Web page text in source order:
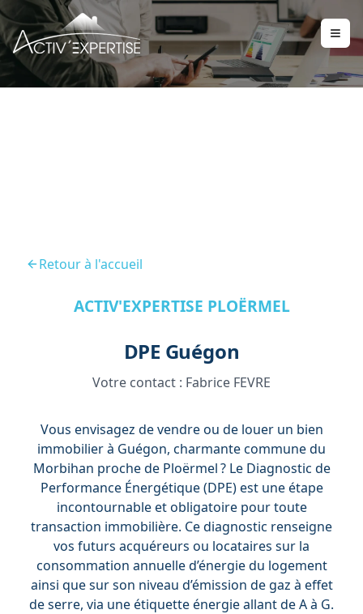
Retour à l'accueil
ACTIV'EXPERTISE PLOËRMEL
DPE Guégon
Votre contact : Fabrice FEVRE
Vous envisagez de vendre ou de louer un bien
immobilier à Guégon, charmante commune du
Morbihan proche de Ploërmel ? Le Diagnostic de
Performance Énergétique (DPE) est une étape
incontournable et obligatoire pour toute
transaction immobilière. Ce diagnostic renseigne
vos futurs acquéreurs ou locataires sur la
consommation annuelle d’énergie du logement
ainsi que sur son niveau d’émission de gaz à effet
de serre, via une étiquette énergie allant de A à G.